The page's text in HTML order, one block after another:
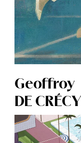
Geoffroy
DE CRÉCY